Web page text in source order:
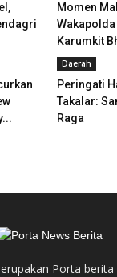
Momen
Karumkit
Daerah
Peringati
Takalar:
Raga
Porta